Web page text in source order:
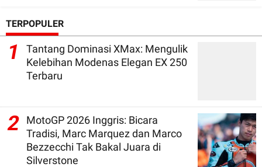
TERPOPULER
1
Tantang Dominasi XMax: Mengulik
Kelebihan Modenas Elegan EX 250
Terbaru
2
MotoGP 2026 Inggris: Bicara
Tradisi, Marc Marquez dan Marco
Bezzecchi Tak Bakal Juara di
Silverstone